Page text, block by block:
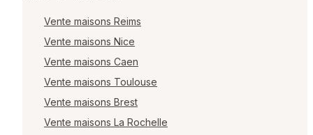
Vente maisons Reims
Vente maisons Nice
Vente maisons Caen
Vente maisons Toulouse
Vente maisons Brest
Vente maisons La Rochelle